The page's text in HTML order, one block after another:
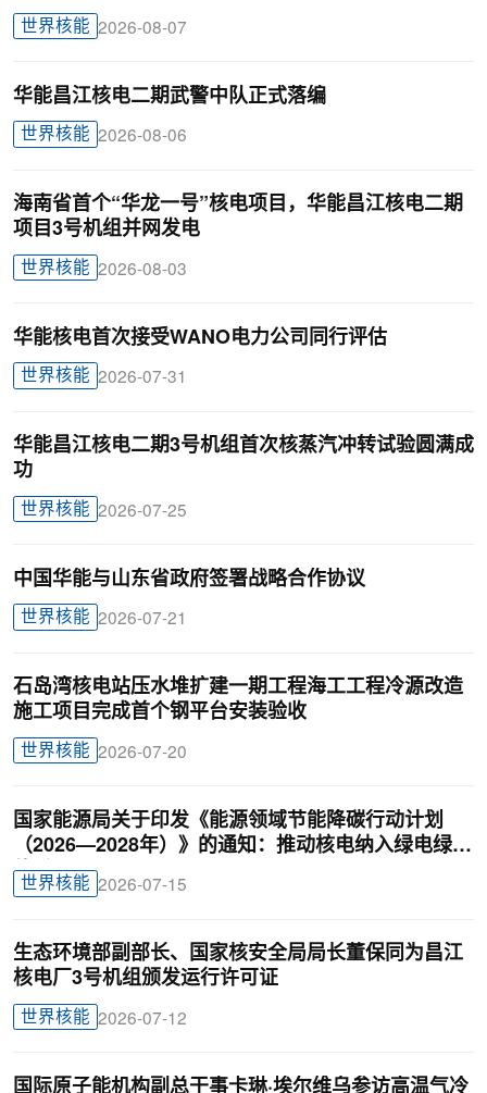
世界核能 2026-08-07
华能昌江核电二期武警中队正式落编
世界核能 2026-08-06
海南省首个“华龙一号”核电项目，华能昌江核电二期
项目3号机组并网发电
世界核能 2026-08-03
华能核电首次接受WANO电力公司同行评估
世界核能 2026-07-31
华能昌江核电二期3号机组首次核蒸汽冲转试验圆满成
功
世界核能 2026-07-25
中国华能与山东省政府签署战略合作协议
世界核能 2026-07-21
石岛湾核电站压水堆扩建一期工程海工工程冷源改造
施工项目完成首个钢平台安装验收
世界核能 2026-07-20
国家能源局关于印发《能源领域节能降碳行动计划
（2026—2028年）》的通知：推动核电纳入绿电绿证
体系
世界核能 2026-07-15
生态环境部副部长、国家核安全局局长董保同为昌江
核电厂3号机组颁发运行许可证
世界核能 2026-07-12
国际原子能机构副总干事卡琳·埃尔维乌参访高温气冷